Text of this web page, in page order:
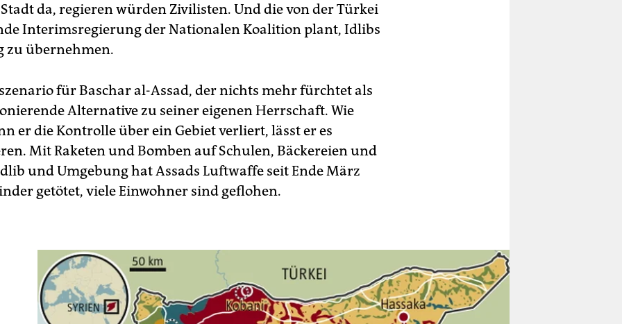
da, regieren würden Zivilisten. Und die von der Türkei
Interimsregierung der Nationalen Koalition plant, Idlibs
zu übernehmen.
für Baschar al-Assad, der nichts mehr fürchtet als
Alternative zu seiner eigenen Herrschaft. Wie
er die Kontrolle über ein Gebiet verliert, lässt er es
Mit Raketen und Bomben auf Schulen, Bäckereien und
und Umgebung hat Assads Luftwaffe seit Ende März
getötet, viele Einwohner sind geflohen.